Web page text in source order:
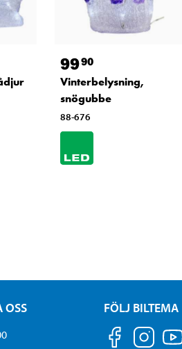
9990
Vinterbelysning,
snögubbe
88-676
OSS FÖLJ BILTEMA